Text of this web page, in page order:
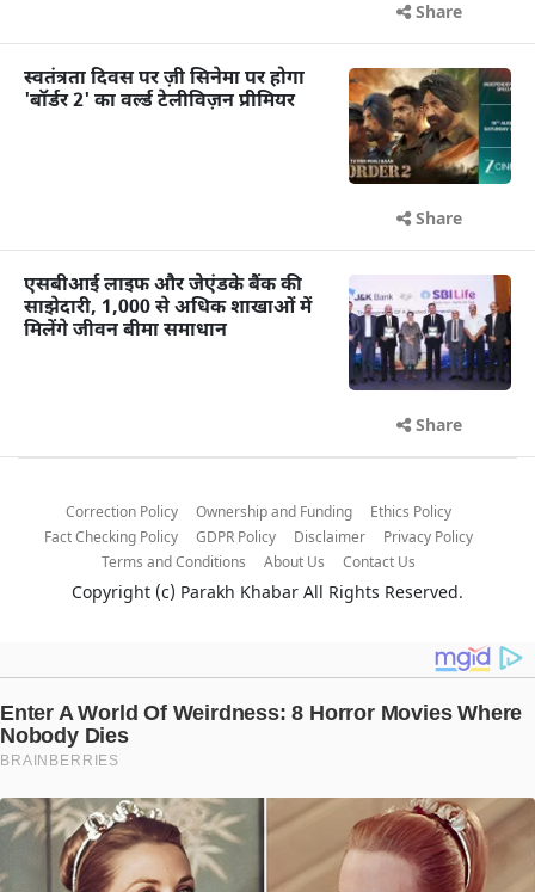
Share
स्वतंत्रता दिवस पर ज़ी सिनेमा पर होगा
'बॉर्डर 2' का वर्ल्ड टेलीविज़न प्रीमियर
Share
एसबीआई लाइफ और जेएंडके बैंक की
साझेदारी, 1,000 से अधिक शाखाओं में
मिलेंगे जीवन बीमा समाधान
Share
Correction Policy Ownership and Funding
Ethics Policy
Fact Checking Policy
GDPR Policy Disclaimer
Privacy Policy
Terms and Conditions
About Us Contact Us
Copyright (c) Parakh Khabar All Rights Reserved.